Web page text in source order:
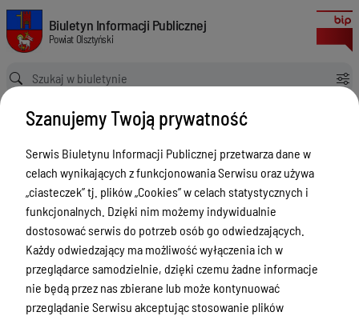
Zgłoszenia budowy 2024
Biuletyn Informacji Publicznej Powiat Olsztyński
Biuletyn Informacji Publicznej
Powiat Olsztyński
Ścieżka powrotu
Strona główna Rejestry budowlane Zgłoszenia budowy 2024
Rejestry budowlane
Menu Przedmiotowe
Kontakt i telefony w urzędzie
Ogłoszenia
Powiat Olsztyński
Rada Powiatu
Starostwo Powiatowe
Szanujemy Twoją prywatność
Serwis Biuletynu Informacji Publicznej przetwarza dane w
celach wynikających z funkcjonowania Serwisu oraz używa
„ciasteczek” tj. plików „Cookies” w celach statystycznych i
funkcjonalnych. Dzięki nim możemy indywidualnie
dostosować serwis do potrzeb osób go odwiedzających.
Każdy odwiedzający ma możliwość wyłączenia ich w
przeglądarce samodzielnie, dzięki czemu żadne informacje
nie będą przez nas zbierane lub może kontynuować
przeglądanie Serwisu akceptując stosowanie plików